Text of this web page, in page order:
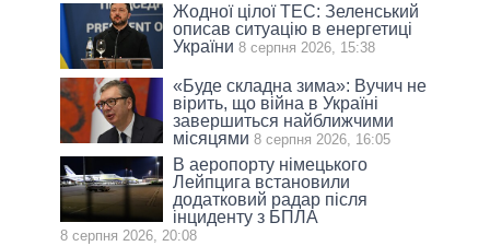
Жодної цілої ТЕС: Зеленський
описав ситуацію в енергетиці
України 8 серпня 2026, 15:38
«Буде складна зима»: Вучич не
вірить, що війна в Україні
завершиться найближчими
місяцями 8 серпня 2026, 16:05
В аеропорту німецького
Лейпцига встановили
додатковий радар після
інциденту з БПЛА
8 серпня 2026, 20:08